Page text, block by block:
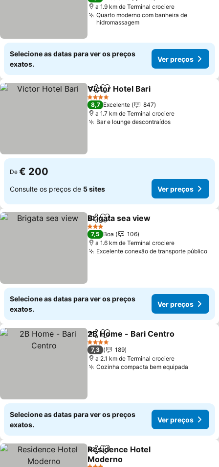
a 1.9 km de Terminal crociere
Quarto moderno com banheira de
hidromassagem
Selecione as datas para ver os preços
exatos.
Ver preços
PartilharAdicionar aos favoritos
Victor Hotel Bari
4 Estrelas
8,7 Excelente
847
a 1.7 km de Terminal crociere
Bar e lounge descontraídosVer preços
De € 200
Consulte os preços de 5 sites Ver preços
PartilharAdicionar aos favoritos
Brigata sea view
3 Estrelas
7,5 Boa
106
a 1.6 km de Terminal crociere
Excelente conexão de transporte público
Selecione as datas para ver os preços
exatos.
Ver preços
PartilharAdicionar aos favoritos
2B Home - Bari Centro
4 Estrelas
7,3
189
a 2.1 km de Terminal crociere
Cozinha compacta bem equipada
Selecione as datas para ver os preços
exatos.
Ver preços
PartilharAdicionar aos favoritos
Residence Hotel
Moderno